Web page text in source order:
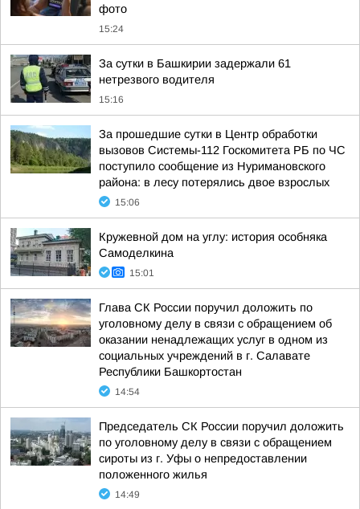
фото
15:24
За сутки в Башкирии задержали 61
нетрезвого водителя
15:16
За прошедшие сутки в Центр обработки
вызовов Системы-112 Госкомитета РБ по ЧС
поступило сообщение из Нуримановского
района: в лесу потерялись двое взрослых
15:06
Кружевной дом на углу: история особняка
Самоделкина
15:01
Глава СК России поручил доложить по
уголовному делу в связи с обращением об
оказании ненадлежащих услуг в одном из
социальных учреждений в г. Салавате
Республики Башкортостан
14:54
Председатель СК России поручил доложить
по уголовному делу в связи с обращением
сироты из г. Уфы о непредоставлении
положенного жилья
14:49